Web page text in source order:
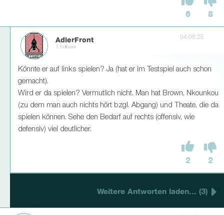
6 8
AdlerFront
1 Follower
04.08.25
Könnte er auf links spielen? Ja (hat er im Testspiel auch schon
gemacht).
Wird er da spielen? Vermutlich nicht. Man hat Brown, Nkounkou
(zu dem man auch nichts hört bzgl. Abgang) und Theate, die da
spielen können. Sehe den Bedarf auf rechts (offensiv, wie
defensiv) viel deutlicher.
2 2
Weitere Antworten laden... (3)